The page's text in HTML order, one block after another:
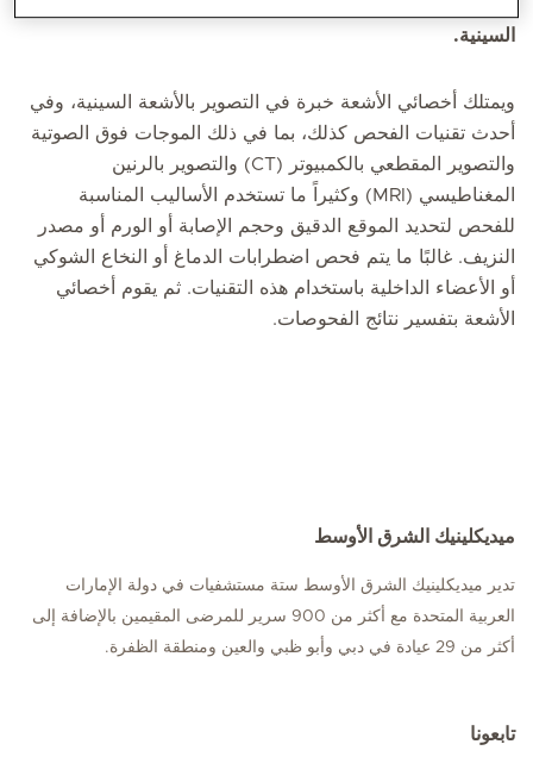
السينية.
ويمتلك أخصائي الأشعة خبرة في التصوير بالأشعة السينية، وفي
أحدث تقنيات الفحص كذلك، بما في ذلك الموجات فوق الصوتية
والتصوير المقطعي بالكمبيوتر (CT) والتصوير بالرنين
المغناطيسي (MRI) وكثيراً ما تستخدم الأساليب المناسبة
للفحص لتحديد الموقع الدقيق وحجم الإصابة أو الورم أو مصدر
النزيف. غالبًا ما يتم فحص اضطرابات الدماغ أو النخاع الشوكي
أو الأعضاء الداخلية باستخدام هذه التقنيات. ثم يقوم أخصائي
الأشعة بتفسير نتائج الفحوصات.
ميديكلينيك الشرق الأوسط
تدير ميديكلينيك الشرق الأوسط ستة مستشفيات في دولة الإمارات
العربية المتحدة مع أكثر من 900 سرير للمرضى المقيمين بالإضافة إلى
أكثر من 29 عيادة في دبي وأبو ظبي والعين ومنطقة الظفرة.
تابعونا